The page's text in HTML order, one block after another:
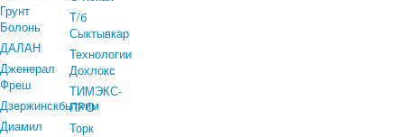
Грунт
Болонь
ДАЛАН
Дженерал
Фреш
Дзержинскбытхим
Диамил
Т/б
Сыктывкар
Технологии
Дохлокс
ТИМЭКС-
ПРО
Торк